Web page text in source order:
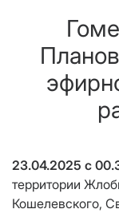
23.04.2025 с
территории
Кошелевского,